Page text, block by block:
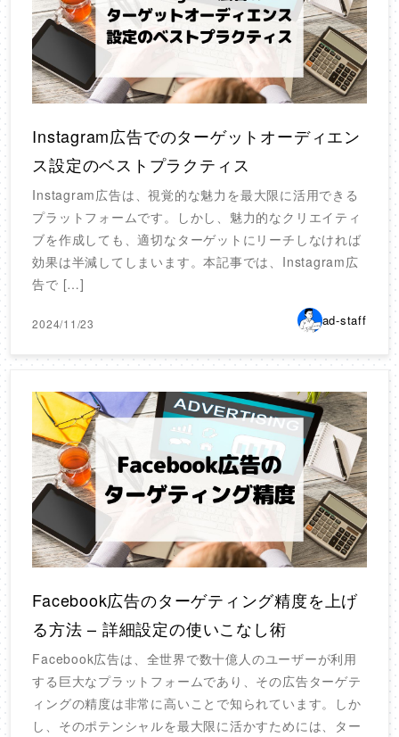
Instagram広告でのターゲットオーディエン
ス設定のベストプラクティス
Instagram広告は、視覚的な魅力を最大限に活用できる
プラットフォームです。しかし、魅力的なクリエイティ
ブを作成しても、適切なターゲットにリーチしなければ
効果は半減してしまいます。本記事では、Instagram広
告で […]
2024/11/23 ad-staff
Facebook広告のターゲティング精度を上げ
る方法 – 詳細設定の使いこなし術
Facebook広告は、全世界で数十億人のユーザーが利用
する巨大なプラットフォームであり、その広告ターゲテ
ィングの精度は非常に高いことで知られています。しか
し、そのポテンシャルを最大限に活かすためには、ター